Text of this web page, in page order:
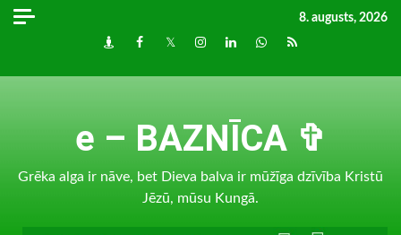
Skip
8. augusts, 2026
DraugiemFacebook
TwitterInstagram
LinkedInwhatsapp
RSS
e – BAZNĪCA ✞
Grēka alga ir nāve, bet Dieva balva ir mūžīga dzīvība Kristū
Jēzū, mūsu Kungā.